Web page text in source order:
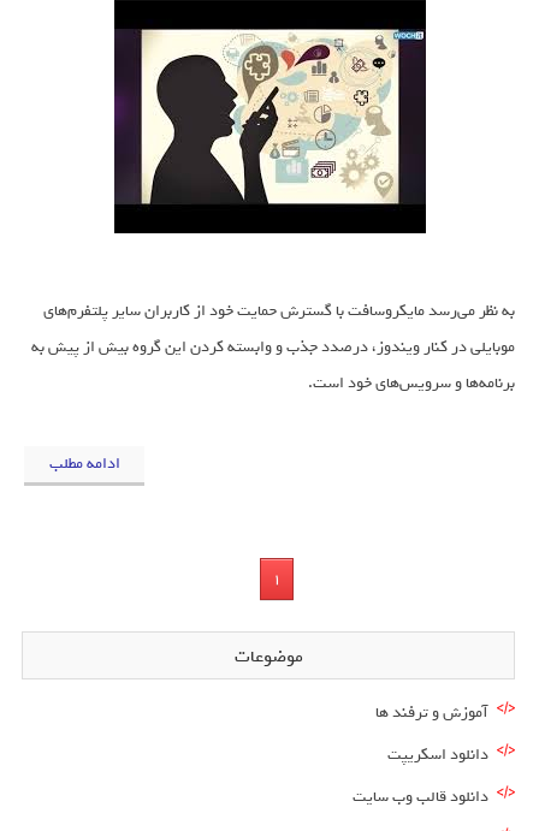
به نظر می‌رسد مایکروسافت با گسترش حمایت خود از کاربران سایر پلتفرم‌های
موبایلی در کنار ویندوز، درصدد جذب و وابسته کردن این گروه بیش از پیش به
برنامه‌ها و سرویس‌های خود است.
ادامه مطلب
1
موضوعات
آموزش و ترفند ها
دانلود اسکریپت
دانلود قالب وب سایت